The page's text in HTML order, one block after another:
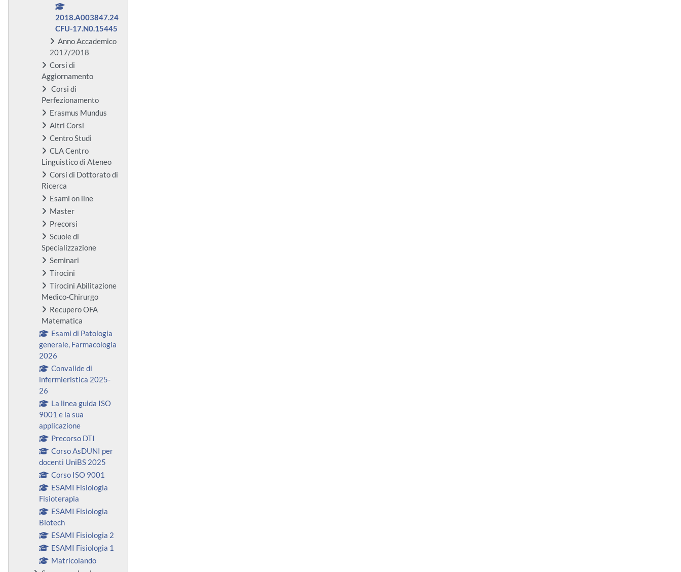
2018.A003847.24
CFU-17.N0.15445
Anno Accademico
2017/2018
Corsi di
Aggiornamento
Corsi di
Perfezionamento
Erasmus Mundus
Altri Corsi
Centro Studi
CLA Centro
Linguistico di Ateneo
Corsi di Dottorato di
Ricerca
Esami on line
Master
Precorsi
Scuole di
Specializzazione
Seminari
Tirocini
Tirocini Abilitazione
Medico-Chirurgo
Recupero OFA
Matematica
Esami di Patologia
generale, Farmacologia
2026
Convalide di
infermieristica 2025-
26
La linea guida ISO
9001 e la sua
applicazione
Precorso DTI
Corso AsDUNI per
docenti UniBS 2025
Corso ISO 9001
ESAMI Fisiologia
Fisioterapia
ESAMI Fisiologia
Biotech
ESAMI Fisiologia 2
ESAMI Fisiologia 1
Matricolando